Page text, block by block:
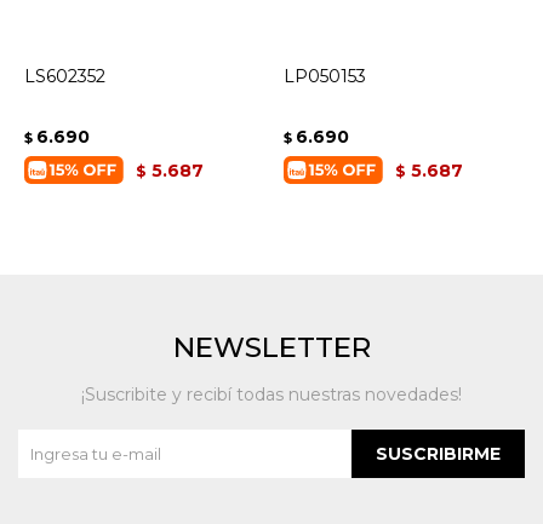
LS602352
$ 6.690
$ 5.687
LP050153
$ 6.690
$ 5.687
NEWSLETTER
¡Suscribite y recibí todas nuestras novedades!
SUSCRIBIRME